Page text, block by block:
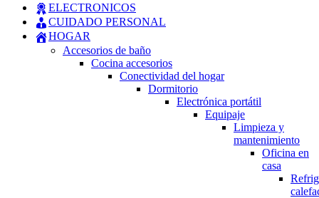
ELECTRONICOS
CUIDADO PERSONAL
HOGAR
Accesorios de baño
Cocina accesorios
Conectividad del hogar
Dormitorio
Electrónica portátil
Equipaje
Limpieza y
mantenimiento
Oficina en
casa